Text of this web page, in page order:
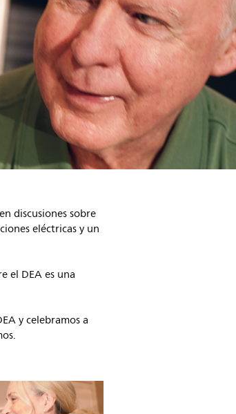
discusiones sobre
eléctricas y un
el DEA es una
y celebramos a